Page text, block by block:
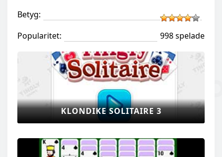
Betyg:
Popularitet:
998 spelade
KLONDIKE SOLITAIRE 3